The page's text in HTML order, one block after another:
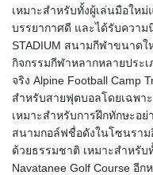
เหมาะสำหรับทั้งผู้เล่นมือให
บรรยากาศดี และได้รับความ
STADIUM สนามกีฬาขนาด
กิจกรรมกีฬาหลากหลายประ
จริง Alpine Football Camp
สำหรับสายฟุตบอลโดยเฉพา
เหมาะสำหรับการฝึกทักษะอย่
สนามกอล์ฟชื่อดังในโซนราม
ด้วยธรรมชาติ เหมาะสำหรั
Navatanee Golf Course อี